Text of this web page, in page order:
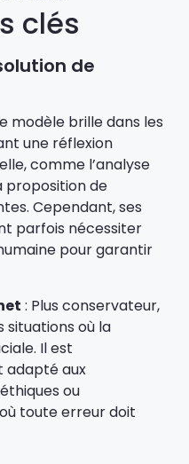
clés
de
modèle brille dans les
une réflexion
comme l’analyse
proposition de
Cependant, ses
parfois nécessiter
pour garantir
: Plus conservateur,
situations où la
Il est
adapté aux
ou
toute erreur doit